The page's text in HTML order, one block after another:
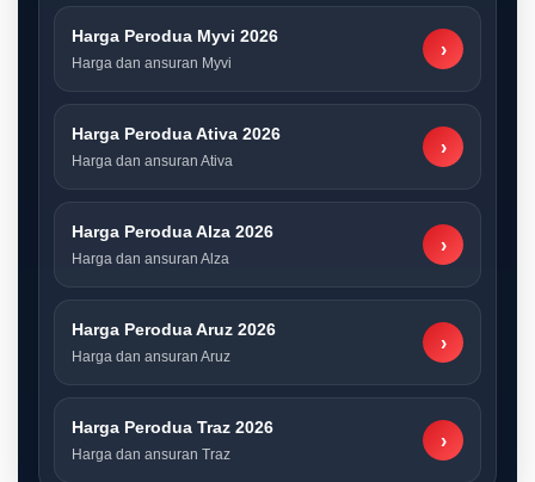
Harga Perodua Myvi 2026
Harga dan ansuran Myvi
›
Harga Perodua Ativa 2026
Harga dan ansuran Ativa
›
Harga Perodua Alza 2026
Harga dan ansuran Alza
›
Harga Perodua Aruz 2026
Harga dan ansuran Aruz
›
Harga Perodua Traz 2026
Harga dan ansuran Traz
›